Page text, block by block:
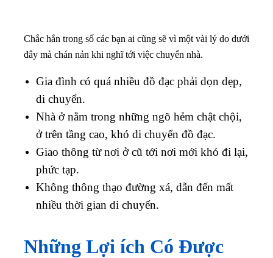
Chắc hẳn trong số các bạn ai cũng sẽ vì một vài lý do dưới
đây mà chán nản khi nghĩ tới việc chuyển nhà.
Gia đình có quá nhiều đồ đạc phải dọn dẹp,
di chuyển.
Nhà ở nằm trong những ngõ hẻm chật chội,
ở trên tầng cao, khó di chuyển đồ đạc.
Giao thông từ nơi ở cũ tới nơi mới khó đi lại,
phức tạp.
Không thông thạo đường xá, dẫn đến mất
nhiều thời gian di chuyển.
Những Lợi ích Có Được